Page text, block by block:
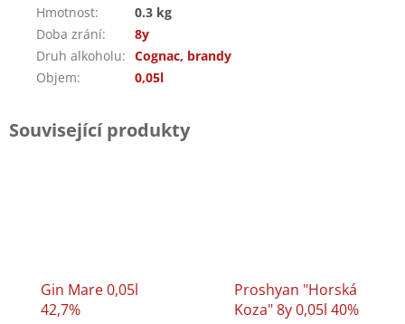
Hmotnost:
0.3 kg
Doba zrání:
8y
Druh alkoholu: Cognac, brandy
Objem: 0,05l
Související produkty
Gin Mare 0,05l
42,7%
Proshyan "Horská
Koza" 8y 0,05l 40%